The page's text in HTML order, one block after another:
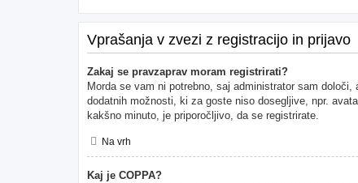
Vprašanja v zvezi z registracijo in prijavo
Zakaj se pravzaprav moram registrirati?
Morda se vam ni potrebno, saj administrator sam
dodatnih možnosti, ki za goste niso dosegljive, npr.
kakšno minuto, je priporočljivo, da se registrirate.
Na vrh
Kaj je COPPA?